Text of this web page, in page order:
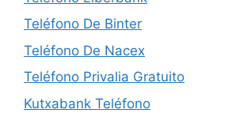
Teléfono De Binter
Teléfono De Nacex
Teléfono Privalia Gratuito
Kutxabank Teléfono